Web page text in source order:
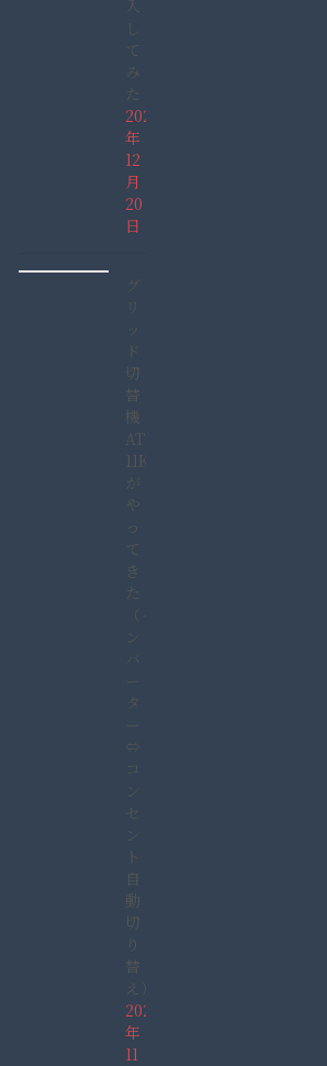
入
し
て
み
た
2021
年
12
月
20
日
グ
リ
ッ
ド
切
替
機
ATS-
11KW
が
や
っ
て
き
た
（イ
ン
バ
ー
タ
ー
⇔
コ
ン
セ
ン
ト
自
動
切
り
替
え）
2021
年
11